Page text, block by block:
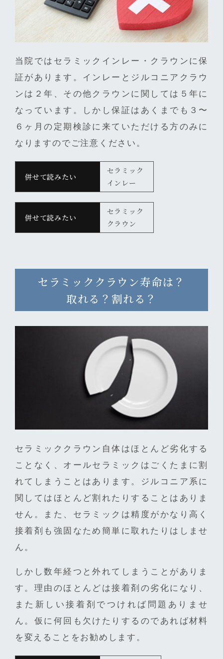
当院ではセラミックインレー・クラウンに保
証があります。インレーとジルコニアクラウ
ンは２年、その他クラウンに関しては５年に
なっています。しかし保証はあくまでも３〜
６ヶ月の定期検診に来ていただける方のみに
なりますのでご注意ください。
セラミック
インレー
セラミック
クラウン
セラミッククラウン寿命は？
取れる？割れる？
セラミッククラウン自体はほとんど劣化する
ことなく、オールセラミックはごくたまに割
れてしまうことはあります。ジルコニア系に
関してはほとんど割れたりすることはありま
せん。また、セラミックは精度がかなり高く
接着剤も強固なため簡単に取れたりはしませ
ん。
しかし数年経つと外れてしまうことがありま
す。理由のほとんどは接着剤の劣化になり、
また新しい接着剤でつければ問題ありませ
ん。仮に何回も欠けたりするのであれば材料
を変えることをお勧めします。